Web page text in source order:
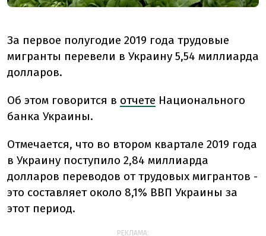
За первое полугодие 2019 года трудовые
мигранты перевели в Украину 5,54 миллиарда
долларов.
Об этом говорится в отчете Национального
банка Украины.
Отмечается, что во втором квартале 2019 года
в Украину поступило 2,84 миллиарда
долларов переводов от трудовых мигрантов -
это составляет около 8,1% ВВП Украины за
этот период.
РЕКЛАМА: